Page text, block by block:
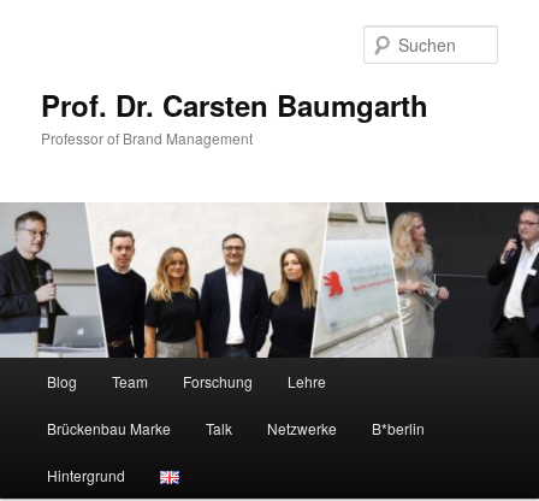
Prof. Dr. Carsten Baumgarth
Professor of Brand Management
Blog Team Forschung Lehre
Brückenbau Marke Talk Netzwerke B*berlin
Hintergrund